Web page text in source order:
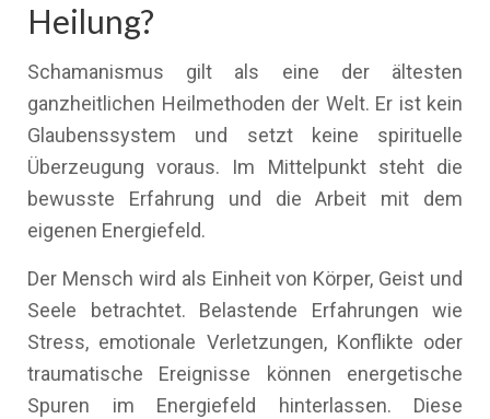
Heilung?
Schamanismus gilt als eine der ältesten
ganzheitlichen Heilmethoden der Welt. Er ist kein
Glaubenssystem und setzt keine spirituelle
Überzeugung voraus. Im Mittelpunkt steht die
bewusste Erfahrung und die Arbeit mit dem
eigenen Energiefeld.
Der Mensch wird als Einheit von Körper, Geist und
Seele betrachtet. Belastende Erfahrungen wie
Stress, emotionale Verletzungen, Konflikte oder
traumatische Ereignisse können energetische
Spuren im Energiefeld hinterlassen. Diese